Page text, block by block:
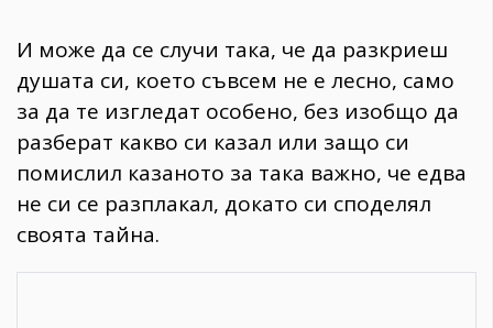
И може да се случи така, че да разкриеш
душата си, което съвсем не е лесно, само
за да те изгледат особено, без изобщо да
разберат какво си казал или защо си
помислил казаното за така важно, че едва
не си се разплакал, докато си споделял
своята тайна.